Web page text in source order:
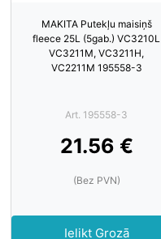
MAKITA Putekļu maisiņš
fleece 25L (5gab.) VC3210L
VC3211M, VC3211H,
VC2211M 195558-3
Art. 195558-3
21.56 €
(Bez PVN)
Ielikt Grozā